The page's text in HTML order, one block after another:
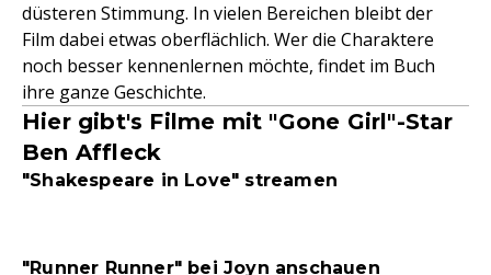
düsteren Stimmung. In vielen Bereichen bleibt der
Film dabei etwas oberflächlich. Wer die Charaktere
noch besser kennenlernen möchte, findet im Buch
ihre ganze Geschichte.
Hier gibt's Filme mit "Gone Girl"-Star
Ben Affleck
"Shakespeare in Love" streamen
"Runner Runner" bei Joyn anschauen